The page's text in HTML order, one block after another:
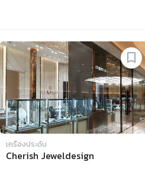
เครื่องประดับ
Cherish Jeweldesign